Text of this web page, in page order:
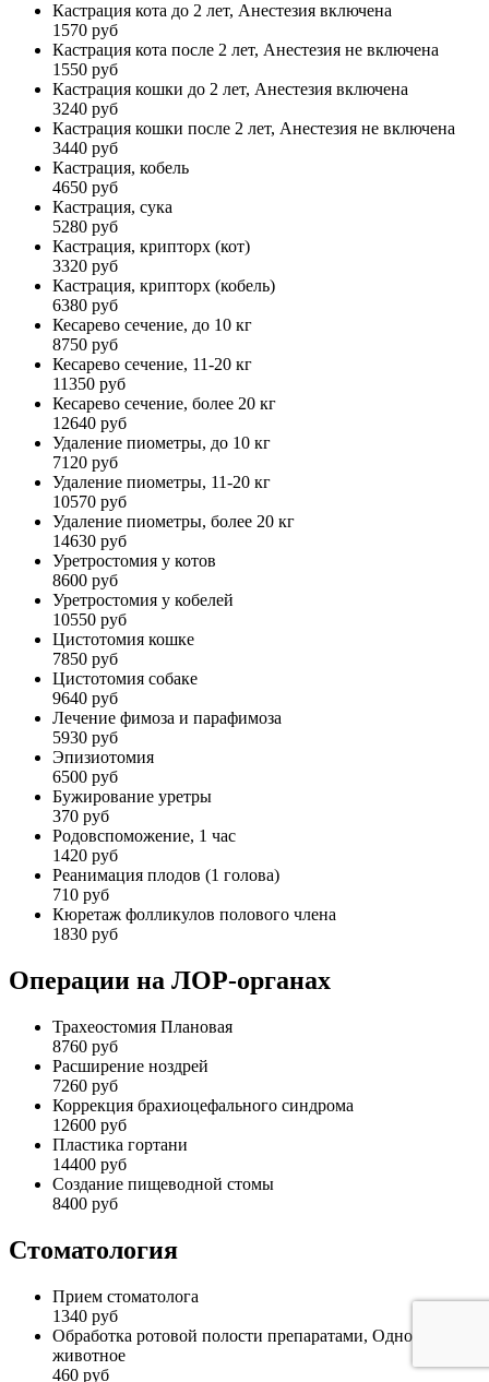
Кастрация кота до 2 лет, Анестезия включена
1570 руб
Кастрация кота после 2 лет, Анестезия не включена
1550 руб
Кастрация кошки до 2 лет, Анестезия включена
3240 руб
Кастрация кошки после 2 лет, Анестезия не включена
3440 руб
Кастрация, кобель
4650 руб
Кастрация, сука
5280 руб
Кастрация, крипторх (кот)
3320 руб
Кастрация, крипторх (кобель)
6380 руб
Кесарево сечение, до 10 кг
8750 руб
Кесарево сечение, 11-20 кг
11350 руб
Кесарево сечение, более 20 кг
12640 руб
Удаление пиометры, до 10 кг
7120 руб
Удаление пиометры, 11-20 кг
10570 руб
Удаление пиометры, более 20 кг
14630 руб
Уретростомия у котов
8600 руб
Уретростомия у кобелей
10550 руб
Цистотомия кошке
7850 руб
Цистотомия собаке
9640 руб
Лечение фимоза и парафимоза
5930 руб
Эпизиотомия
6500 руб
Бужирование уретры
370 руб
Родовспоможение, 1 час
1420 руб
Реанимация плодов (1 голова)
710 руб
Кюретаж фолликулов полового члена
1830 руб
Операции на ЛОР-органах
Трахеостомия Плановая
8760 руб
Расширение ноздрей
7260 руб
Коррекция брахиоцефального синдрома
12600 руб
Пластика гортани
14400 руб
Создание пищеводной стомы
8400 руб
Стоматология
Прием стоматолога
1340 руб
Обработка ротовой полости препаратами, Одно
животное
460 руб